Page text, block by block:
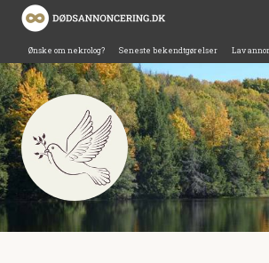
Ønske om nekrolog? Seneste bekendtgørelser Lav